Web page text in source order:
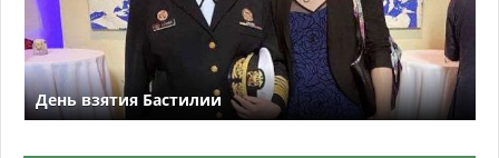
День взятия Бастилии